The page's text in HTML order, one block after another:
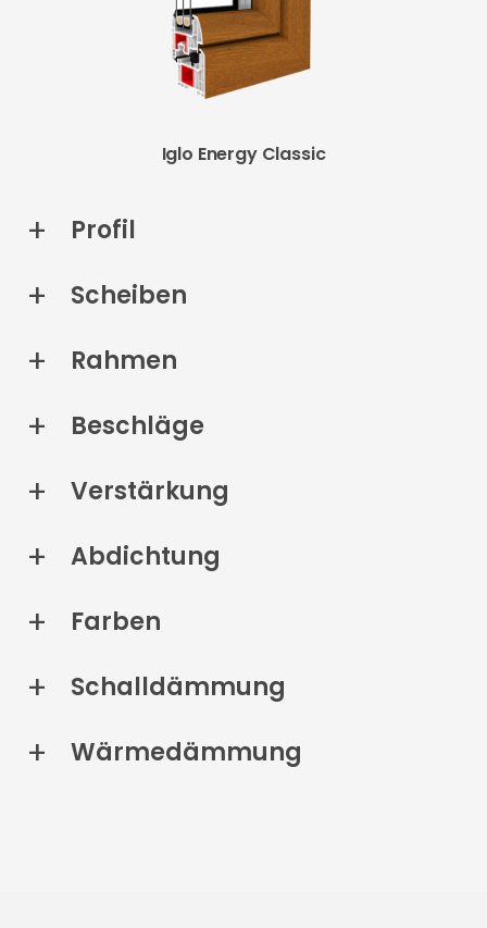
Iglo Energy Classic
Profil
Scheiben
Rahmen
Beschläge
Verstärkung
Abdichtung
Farben
Schalldämmung
Wärmedämmung